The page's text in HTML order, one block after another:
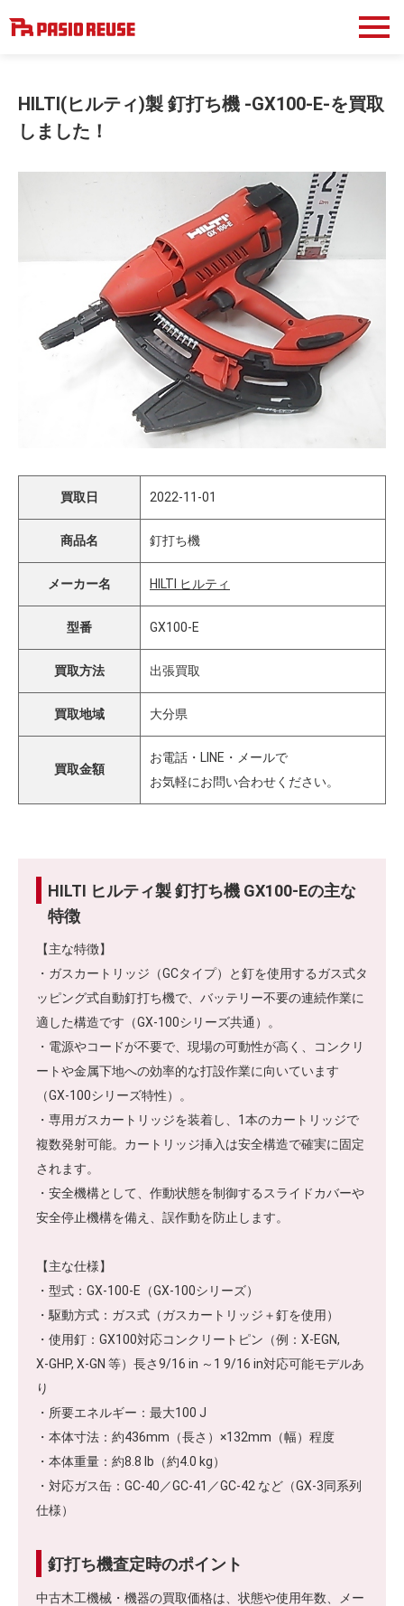
HILTI(ヒルティ)製 釘打ち機 -GX100-E-を買取
しました！
買取日 2022-11-01
商品名 釘打ち機
メーカー名 HILTI ヒルティ
型番 GX100-E
買取方法 出張買取
買取地域 大分県
買取金額
お電話・LINE・メールで
お気軽にお問い合わせください。
HILTI ヒルティ製 釘打ち機 GX100-Eの主な
特徴
【主な特徴】
・ガスカートリッジ（GCタイプ）と釘を使用するガス式タ
ッピング式自動釘打ち機で、バッテリー不要の連続作業に
適した構造です（GX‑100シリーズ共通）。
・電源やコードが不要で、現場の可動性が高く、コンクリ
ートや金属下地への効率的な打設作業に向いています
（GX‑100シリーズ特性）。
・専用ガスカートリッジを装着し、1本のカートリッジで
複数発射可能。カートリッジ挿入は安全構造で確実に固定
されます。
・安全機構として、作動状態を制御するスライドカバーや
安全停止機構を備え、誤作動を防止します。
【主な仕様】
・型式：GX‑100‑E（GX‑100シリーズ）
・駆動方式：ガス式（ガスカートリッジ＋釘を使用）
・使用釘：GX100対応コンクリートピン（例：X‑EGN,
X‑GHP, X‑GN 等）長さ9/16 in ～1 9/16 in対応可能モデルあ
り
・所要エネルギー：最大100 J
・本体寸法：約436mm（長さ）×132mm（幅）程度
・本体重量：約8.8 lb（約4.0 kg）
・対応ガス缶：GC‑40／GC‑41／GC‑42 など（GX‑3同系列
仕様）
釘打ち機査定時のポイント
中古木工機械・機器の買取価格は、状態や使用年数、メー